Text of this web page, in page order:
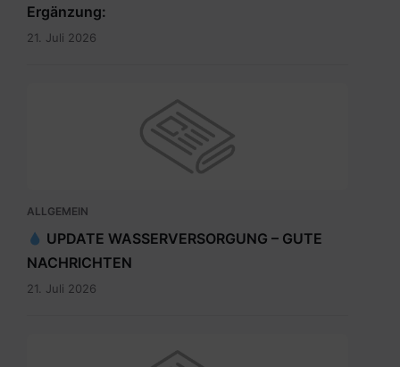
Ergänzung:
21. Juli 2026
ALLGEMEIN
UPDATE WASSERVERSORGUNG – GUTE
NACHRICHTEN
21. Juli 2026